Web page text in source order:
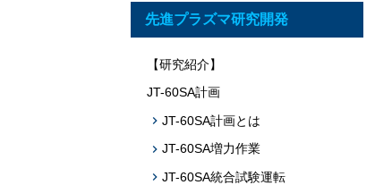
先進プラズマ研究開発
【研究紹介】
JT-60SA計画
JT-60SA計画とは
JT-60SA増力作業
JT-60SA統合試験運転